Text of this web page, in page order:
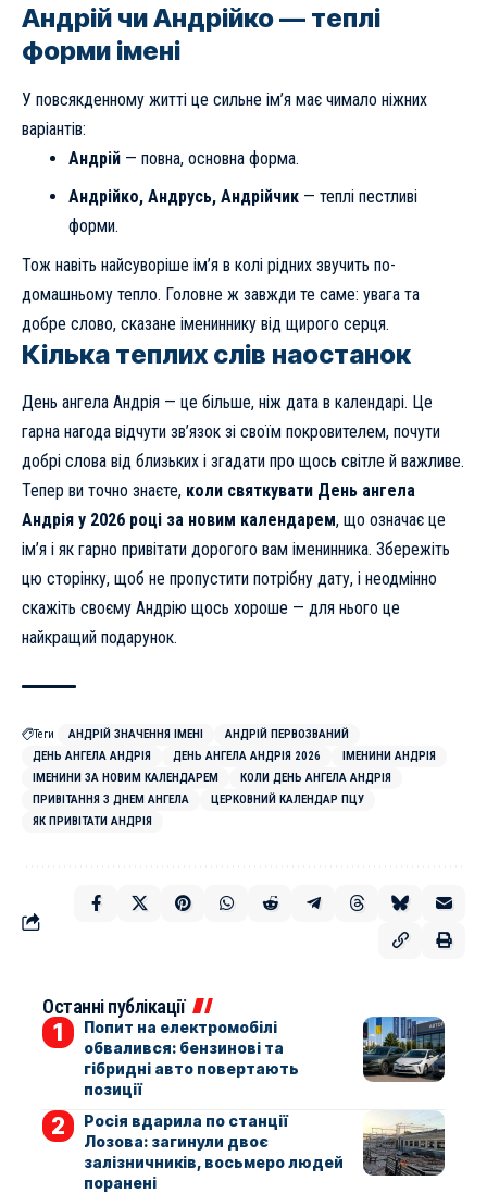
Андрій чи Андрійко — теплі
форми імені
У повсякденному житті це сильне ім’я має чимало ніжних
варіантів:
Андрій— повна, основна форма.
Андрійко, Андрусь, Андрійчик— теплі пестливі
форми.
Тож навіть найсуворіше ім’я в колі рідних звучить по-
домашньому тепло. Головне ж завжди те саме: увага та
добре слово, сказане імениннику від щирого серця.
Кілька теплих слів наостанок
День ангела Андрія — це більше, ніж дата в календарі. Це
гарна нагода відчути зв’язок зі своїм покровителем, почути
добрі слова від близьких і згадати про щось світле й важливе.
Тепер ви точно знаєте, коли святкувати День ангела
Андрія у 2026 році за новим календарем, що означає це
ім’я і як гарно привітати дорогого вам іменинника. Збережіть
цю сторінку, щоб не пропустити потрібну дату, і неодмінно
скажіть своєму Андрію щось хороше — для нього це
найкращий подарунок.
Теги АНДРІЙ ЗНАЧЕННЯ ІМЕНІ
АНДРІЙ ПЕРВОЗВАНИЙ
ДЕНЬ АНГЕЛА АНДРІЯ
ДЕНЬ АНГЕЛА АНДРІЯ 2026
ІМЕНИНИ АНДРІЯ
ІМЕНИНИ ЗА НОВИМ КАЛЕНДАРЕМ
КОЛИ ДЕНЬ АНГЕЛА АНДРІЯ
ПРИВІТАННЯ З ДНЕМ АНГЕЛА
ЦЕРКОВНИЙ КАЛЕНДАР ПЦУ
ЯК ПРИВІТАТИ АНДРІЯ
Останні публікації
Попит на електромобілі
обвалився: бензинові та
гібридні авто повертають
позиції
Росія вдарила по станції
Лозова: загинули двоє
залізничників, восьмеро людей
поранені